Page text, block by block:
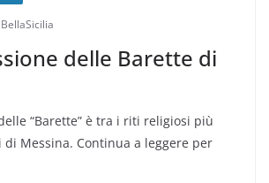
BellaSicilia
delle Barette di
“Barette” è tra i riti religiosi più
Messina. Continua a leggere per